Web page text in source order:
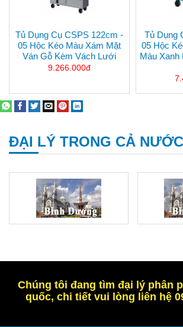
Tủ Dụng Cụ CSPS 122cm -
05 Hộc Kéo Màu Xám Mặt
Ván Gỗ Kèm Vách Lưới
9.266.000đ
Tủ Dụng
05 Hộc
Màu Xanh
ĐẠI LÝ TRONG CẢ NƯỚC
Chúng tôi đang tìm đại lý phân
quốc, chi tiết vui lòng liên hệ